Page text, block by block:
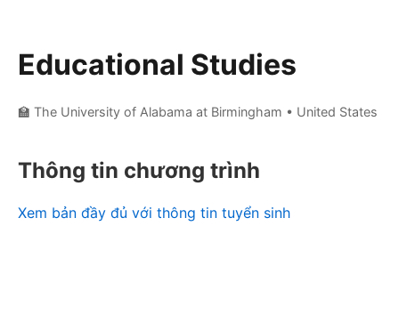
Educational Studies
🏫 The University of Alabama at Birmingham • United States
Thông tin chương trình
Xem bản đầy đủ với thông tin tuyển sinh